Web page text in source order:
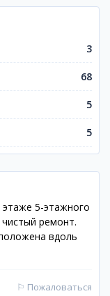
3
68
5
5
5-этажного
ремонт.
вдоль
⚐ Пожаловаться